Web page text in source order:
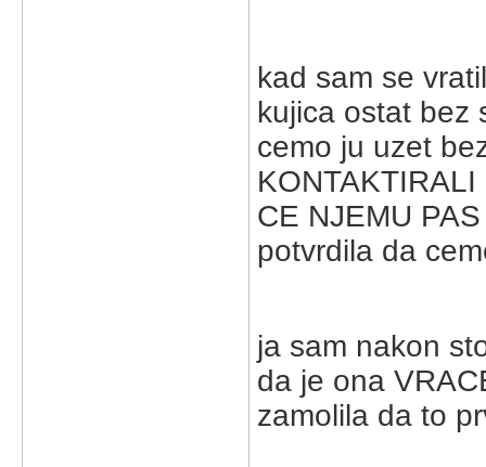
kad sam se
kujica ostat bez
cemo ju uzet
CE NJEMU
potvrdila da
ja sam nakon
da je ona
zamolila da to